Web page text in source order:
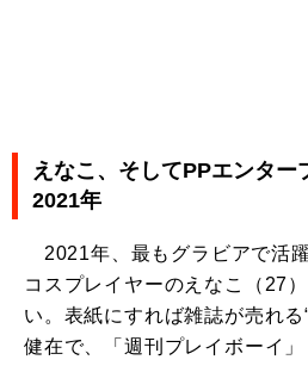
えなこ、そしてPPエンター
2021年
2021年、最もグラビアで活躍
コスプレイヤーのえなこ（27
い。表紙にすれば雑誌が売れる
健在で、「週刊プレイボーイ